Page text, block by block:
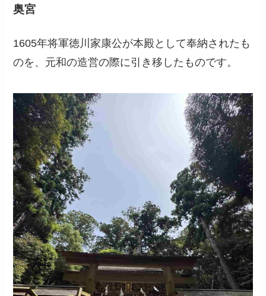
奥宮
1605年将軍徳川家康公が本殿として奉納されたも
のを、元和の造営の際に引き移したものです。